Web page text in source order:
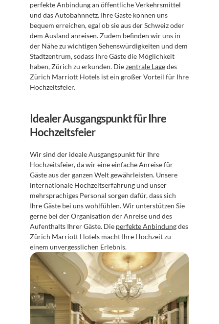
perfekte Anbindung an öffentliche Verkehrsmittel
und das Autobahnnetz. Ihre Gäste können uns
bequem erreichen, egal ob sie aus der Schweiz oder
dem Ausland anreisen. Zudem befinden wir uns in
der Nähe zu wichtigen Sehenswürdigkeiten und dem
Stadtzentrum, sodass Ihre Gäste die Möglichkeit
haben, Zürich zu erkunden. Die zentrale Lage des
Zürich Marriott Hotels ist ein großer Vorteil für Ihre
Hochzeitsfeier.
Idealer Ausgangspunkt für Ihre
Hochzeitsfeier
Wir sind der ideale Ausgangspunkt für Ihre
Hochzeitsfeier, da wir eine einfache Anreise für
Gäste aus der ganzen Welt gewährleisten. Unsere
internationale Hochzeitserfahrung und unser
mehrsprachiges Personal sorgen dafür, dass sich
Ihre Gäste bei uns wohlfühlen. Wir unterstützen Sie
gerne bei der Organisation der Anreise und des
Aufenthalts Ihrer Gäste. Die perfekte Anbindung des
Zürich Marriott Hotels macht Ihre Hochzeit zu
einem unvergesslichen Erlebnis.